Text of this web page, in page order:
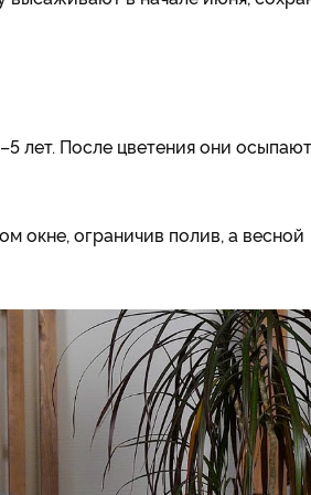
лет. После цветения они
окне, ограничив полив, а весной